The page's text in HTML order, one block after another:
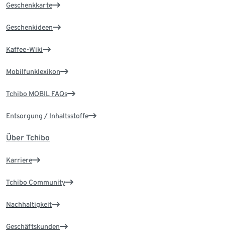
Geschenkkarte
Geschenkideen
Kaffee-Wiki
Mobilfunklexikon
Tchibo MOBIL FAQs
Entsorgung / Inhaltsstoffe
Über Tchibo
Karriere
Tchibo Community
Nachhaltigkeit
Geschäftskunden